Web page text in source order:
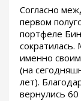
Согласно
первом
портфеле
сократилась.
именно
(на
лет).
вернулись